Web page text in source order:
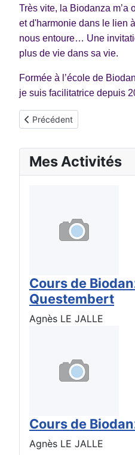
Très vite, la Biodanza m’a
et d'harmonie dans le lien
nous entoure… Une
plus de vie dans sa vie.
Formée à l’école de
je suis facilitatrice depuis
Article précédent : Aurore
Précédent
Mes Activités
Cours de
Questembert
Agnès LE JALLE
Cours de
Agnès LE JALLE